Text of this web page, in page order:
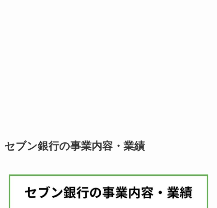
セブン銀行の事業内容・業績